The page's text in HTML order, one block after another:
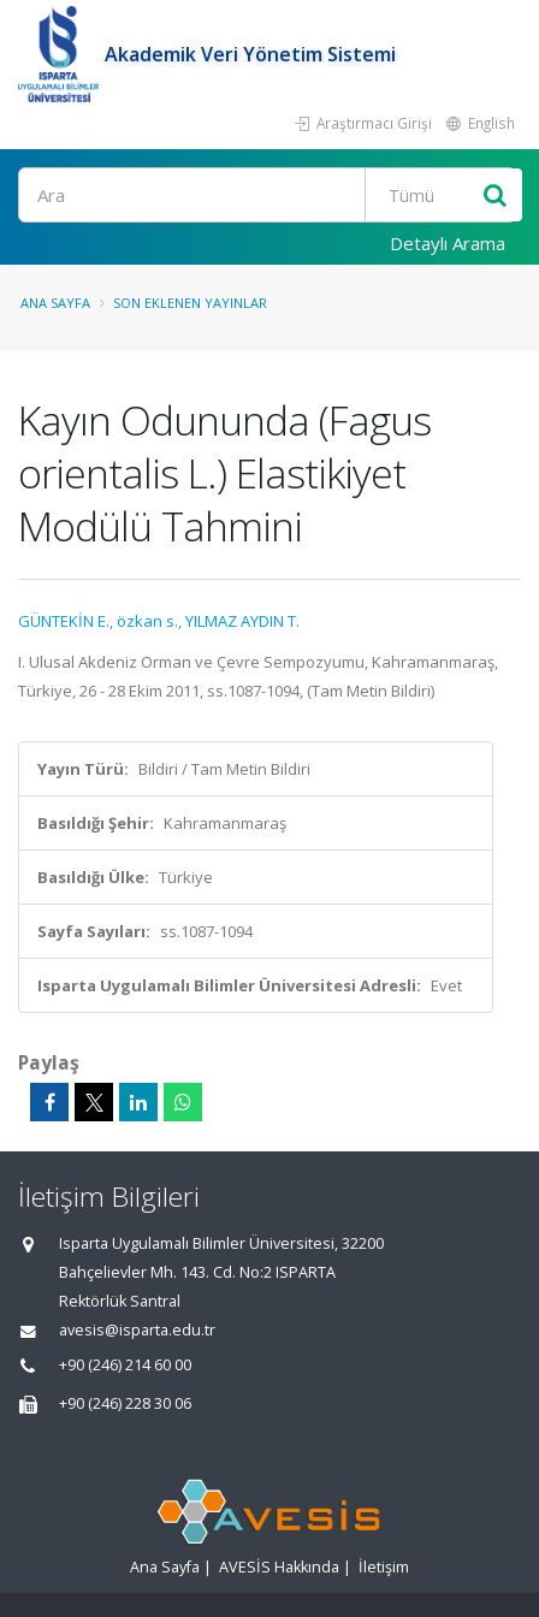
Akademik Veri Yönetim Sistemi
Araştırmacı Girişi English
Ara
Detaylı Arama
ANA SAYFA SON EKLENEN YAYINLAR
Kayın Odununda (Fagus
orientalis L.) Elastikiyet
Modülü Tahmini
GÜNTEKİN E.,özkan s.,YILMAZ AYDIN T.
I. Ulusal Akdeniz Orman ve Çevre Sempozyumu, Kahramanmaraş,
Türkiye, 26 - 28 Ekim 2011, ss.1087-1094, (Tam Metin Bildiri)
Yayın Türü: Bildiri / Tam Metin Bildiri
Basıldığı Şehir: Kahramanmaraş
Basıldığı Ülke: Türkiye
Sayfa Sayıları: ss.1087-1094
Isparta Uygulamalı Bilimler Üniversitesi Adresli: Evet
Paylaş
İletişim Bilgileri
Isparta Uygulamalı Bilimler Üniversitesi, 32200
Bahçelievler Mh. 143. Cd. No:2 ISPARTA
Rektörlük Santral
avesis@isparta.edu.tr
+90 (246) 214 60 00
+90 (246) 228 30 06
Ana Sayfa | AVESİS Hakkında | İletişim